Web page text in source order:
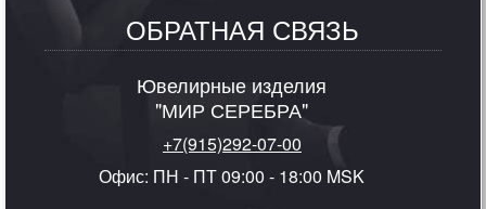
ОБРАТНАЯ СВЯЗЬ
Ювелирные изделия
"МИР СЕРЕБРА"
+7(915)292-07-00
Офис: ПН - ПТ 09:00 - 18:00 MSK